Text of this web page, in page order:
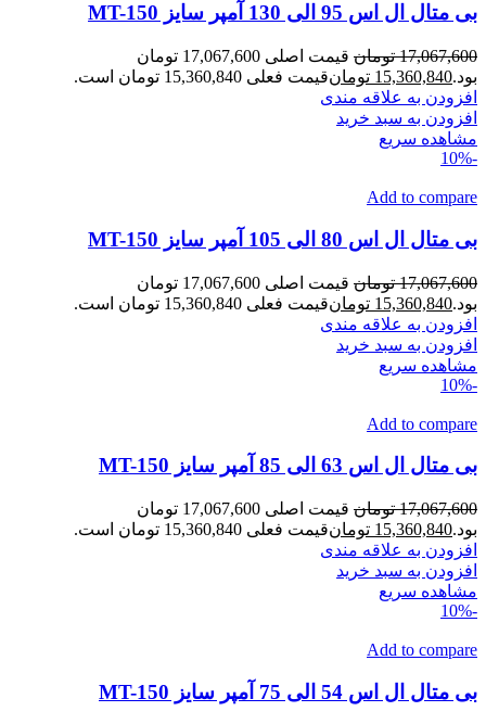
بی متال ال اس 95 الی 130 آمپر سایز MT-150
17,067,600 تومان
قیمت اصلی 17,067,600 تومان
بود.15,360,840 تومانقیمت فعلی 15,360,840 تومان است.
افزودن به علاقه مندی
افزودن به سبد خرید
مشاهده سریع
-10%
Add to compare
بی متال ال اس 80 الی 105 آمپر سایز MT-150
17,067,600 تومان
قیمت اصلی 17,067,600 تومان
بود.15,360,840 تومانقیمت فعلی 15,360,840 تومان است.
افزودن به علاقه مندی
افزودن به سبد خرید
مشاهده سریع
-10%
Add to compare
بی متال ال اس 63 الی 85 آمپر سایز MT-150
17,067,600 تومان
قیمت اصلی 17,067,600 تومان
بود.15,360,840 تومانقیمت فعلی 15,360,840 تومان است.
افزودن به علاقه مندی
افزودن به سبد خرید
مشاهده سریع
-10%
Add to compare
بی متال ال اس 54 الی 75 آمپر سایز MT-150